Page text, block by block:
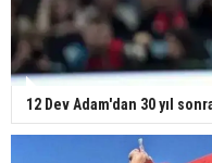
12 Dev Adam'dan 30 yıl